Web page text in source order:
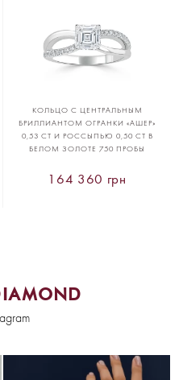
КОЛЬЦО С ЦЕНТРАЛЬНЫМ
БРИЛЛИАНТОМ ОГРАНКИ «АШЕР»
0,53 CT И РОССЫПЬЮ 0,50 CT В
БЕЛОМ ЗОЛОТЕ 750 ПРОБЫ
164 360 грн